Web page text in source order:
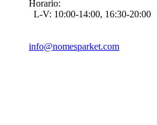
Horario:
L-V: 10:00-14:00, 16:30-20:00
info@nomesparket.com